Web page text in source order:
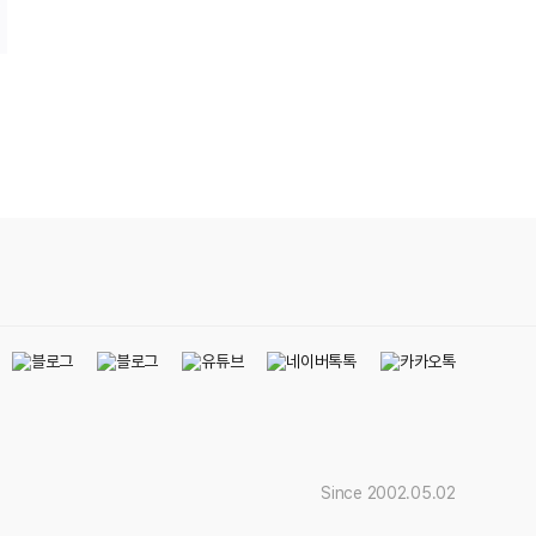
Since 2002.05.02